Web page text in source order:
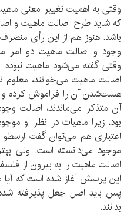
وقتی به اهمیت تغییر معنی
که شاید طرح اصالت ماهیت و
باشد. هنوز هم از این رأی
وجود و اصالت ماهیت دو امر
وقتی گفته می‌شود ماهیت
اصالت ماهیت می‌خوانند،
هست‌شدن آن را فراموش کرده و
آن متذکر می‌ماندند، اصالت
بود، زیرا ماهیات در نظر او
اعتباری هم می‌توان گفت
موجود می‌دانسته است. ولی
اصالت ماهیت را به بیرون از
این پرسش آغاز شده است که آیا
پس باید اصل جعل پذیرفته
بدانند.